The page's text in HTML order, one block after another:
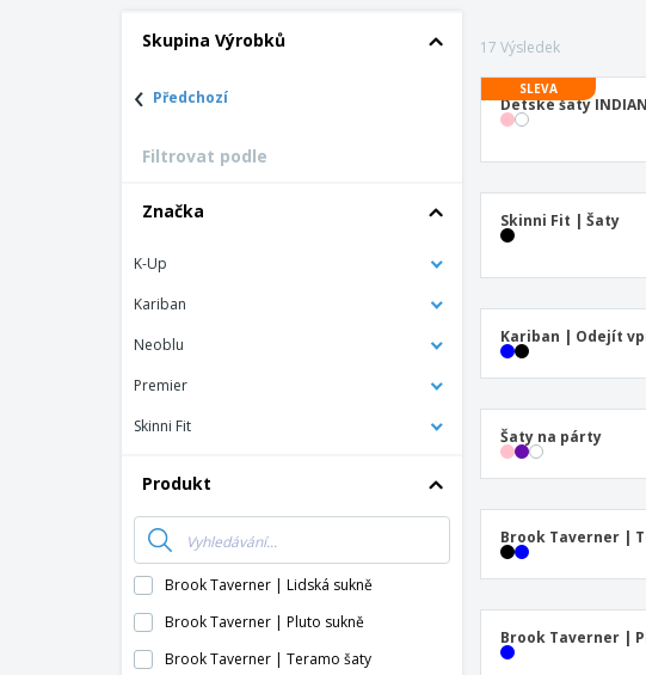
Skupina Výrobků
‹ Předchozí
Filtrovat podle
Značka
K-Up
Kariban
Neoblu
Premier
Skinni Fit
Produkt
Brook Taverner | Lidská sukně
Brook Taverner | Pluto sukně
Brook Taverner | Teramo šaty
17 Výsledek
SLEVA
Detské šaty
Skinni Fit | Šaty
Kariban | Odejít
Šaty na párty
Brook Taverner |
Brook Taverner |